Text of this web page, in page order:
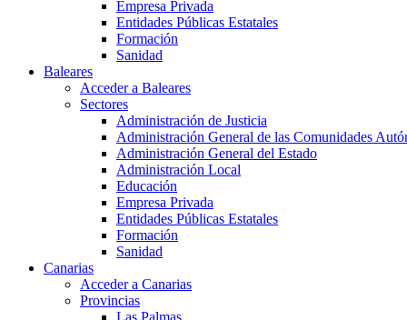
Empresa Privada
Entidades Públicas Estatales
Formación
Sanidad
Baleares
Acceder a Baleares
Sectores
Administración de Justicia
Administración General de las Comunidades
Administración General del Estado
Administración Local
Educación
Empresa Privada
Entidades Públicas Estatales
Formación
Sanidad
Canarias
Acceder a Canarias
Provincias